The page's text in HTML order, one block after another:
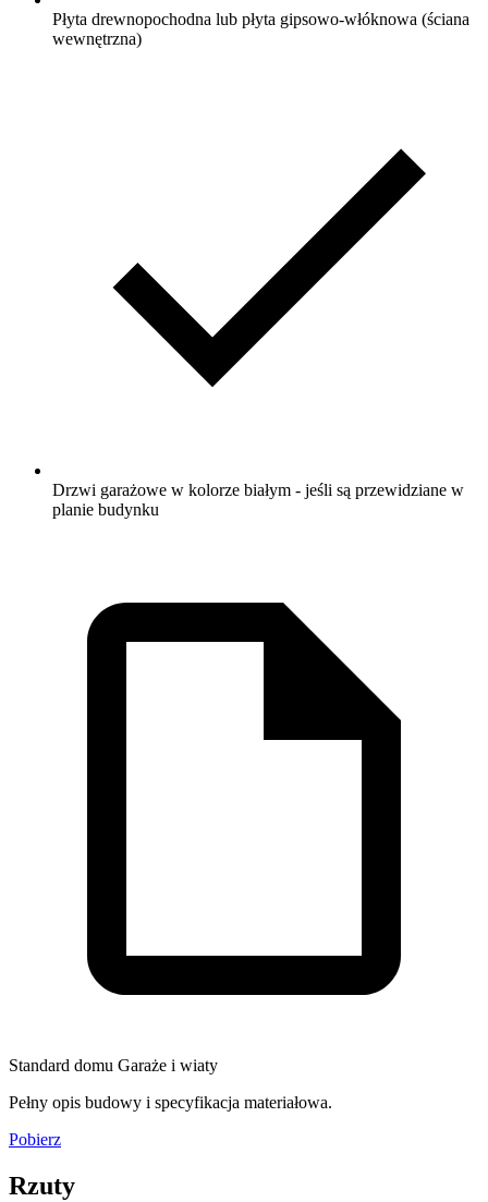
Płyta drewnopochodna lub płyta gipsowo-włóknowa (ściana
wewnętrzna)
Drzwi garażowe w kolorze białym - jeśli są przewidziane w
planie budynku
Standard domu Garaże i wiaty
Pełny opis budowy i specyfikacja materiałowa.
Pobierz
Rzuty